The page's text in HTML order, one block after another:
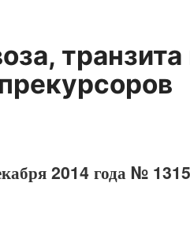
транзита
2014 года №